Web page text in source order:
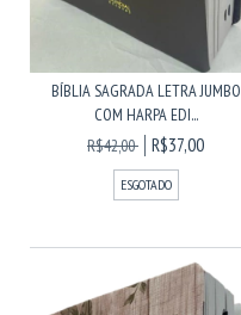
BÍBLIA SAGRADA LETRA JUMBO
COM HARPA EDI...
R$42,00
R$37,00
ESGOTADO